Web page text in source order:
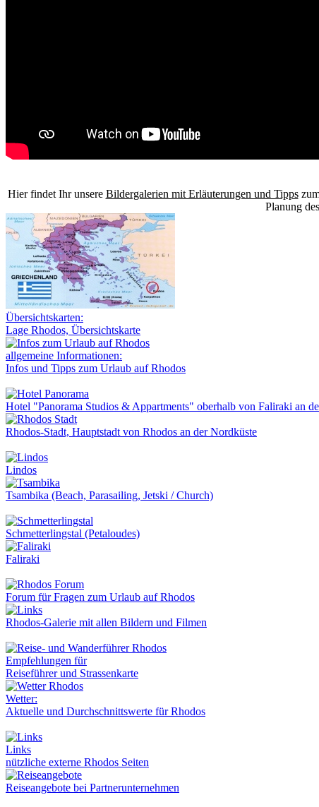
Hier findet Ihr unsere Bildergalerien mit Erläuterungen und Tipps
Planung
Übersichtskarten:
Lage Rhodos, Übersichtskarte
allgemeine Informationen:
Infos und Tipps zum Urlaub auf Rhodos
Hotel "Panorama Studios & Appartments" oberhalb von Faliraki an
Rhodos-Stadt, Hauptstadt von Rhodos an der Nordküste
Lindos
Tsambika (Beach, Parasailing, Jetski / Church)
Schmetterlingstal (Petaloudes)
Faliraki
Forum für Fragen zum Urlaub auf Rhodos
Rhodos-Galerie mit allen Bildern und Filmen
Empfehlungen für
Reiseführer und Strassenkarte
Wetter:
Aktuelle und Durchschnittswerte für Rhodos
Links
nützliche externe Rhodos Seiten
Reiseangebote bei Partnerunternehmen